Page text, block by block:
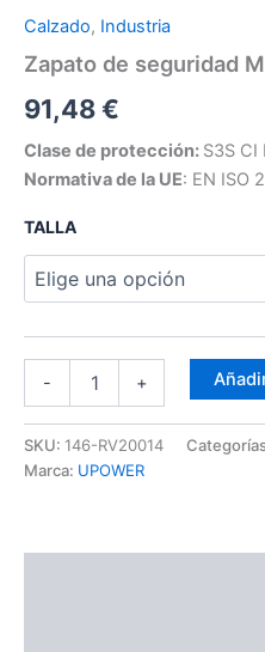
Calzado, Industria
Zapato de seguridad
91,48€
Clase de protección: S3S CI
Normativa de la UE: EN ISO
TALLA
- +
SKU: 146-RV20014
Marca: UPOWER